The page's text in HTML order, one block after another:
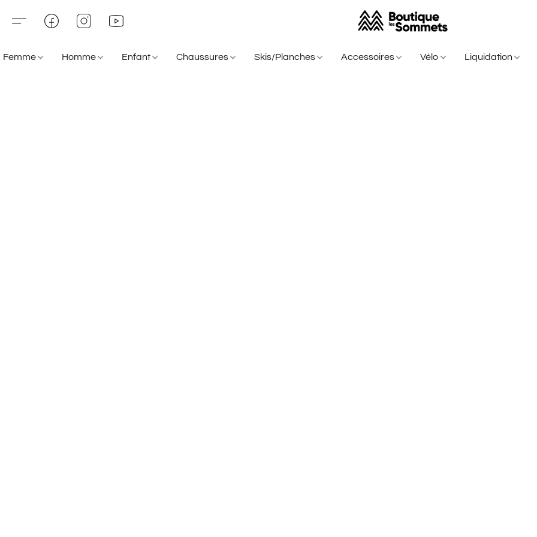
Femme Homme Enfant Chaussures Skis/Planches Accessoires Vélo Liquidation